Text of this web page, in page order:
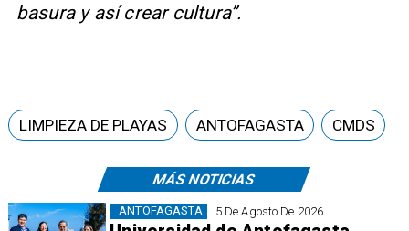
basura y así crear cultura”.
MÁS NOTICIAS
5 De Agosto De 2026
ANTOFAGASTA
LIMPIEZA DE PLAYAS ANTOFAGASTA CMDS